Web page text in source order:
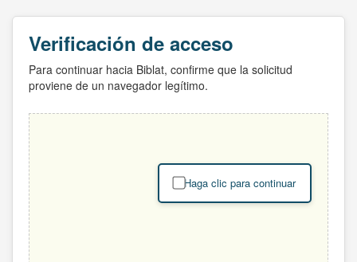
Verificación de acceso
Para continuar hacia Biblat, confirme que la solicitud
proviene de un navegador legítimo.
Haga clic para continuar